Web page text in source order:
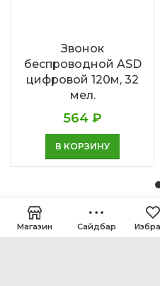
Звонок
беспроводной ASD
цифровой 120м, 32
мел.
564 ₽
В КОРЗИНУ
Магазин Сайдбар